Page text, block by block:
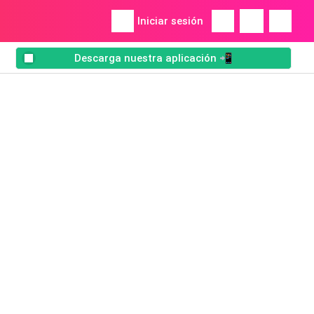
Iniciar sesión
Descarga nuestra aplicación 📲